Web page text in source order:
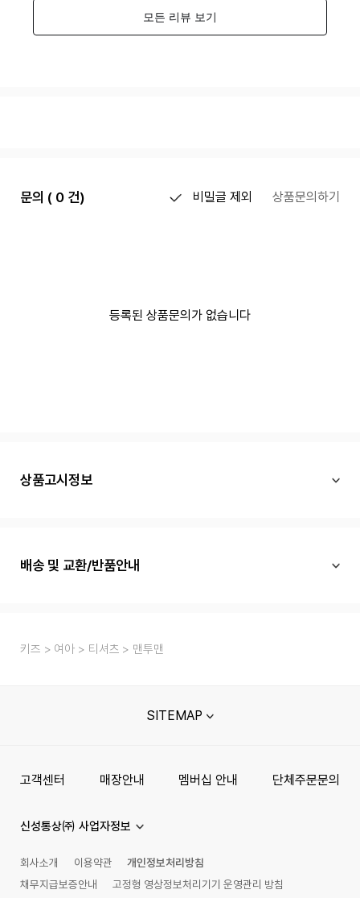
문의 ( 0 건) 비밀글 제외 상품문의하기
등록된 상품문의가 없습니다
상품고시정보
배송 및 교환/반품안내
키즈 여아 티셔츠 맨투맨
SITEMAP
고객센터 매장안내 멤버십 안내 단체주문문의
신성통상㈜ 사업자정보
회사소개 이용약관
개인정보처리방침
채무지급보증안내
고정형 영상정보처리기기 운영관리 방침